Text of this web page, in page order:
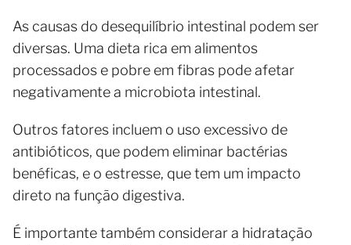
As causas do desequilíbrio intestinal podem ser
diversas. Uma dieta rica em alimentos
processados e pobre em fibras pode afetar
negativamente a microbiota intestinal.
Outros fatores incluem o uso excessivo de
antibióticos, que podem eliminar bactérias
benéficas, e o estresse, que tem um impacto
direto na função digestiva.
É importante também considerar a hidratação